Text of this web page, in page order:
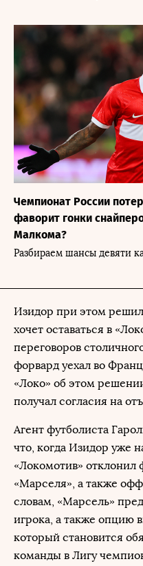
Чемпионат России
фаворит гонки
Малкома?
Разбираем шансы девяти
Изидор при этом решил
хочет оставаться в
переговоров
форвард уехал во
«Локо» об этом
получал согласия на
Агент футболиста
что, когда Изидор уже
«Локомотив»
«Марселя», а также
словам, «Марсель»
игрока, а также опцию
который становится
команды в Лигу